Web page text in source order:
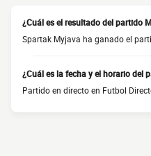
¿Cuál es el resultado del partido
Spartak Myjava ha ganado el
¿Cuál es la fecha y el horario del
Partido en directo en Futbol